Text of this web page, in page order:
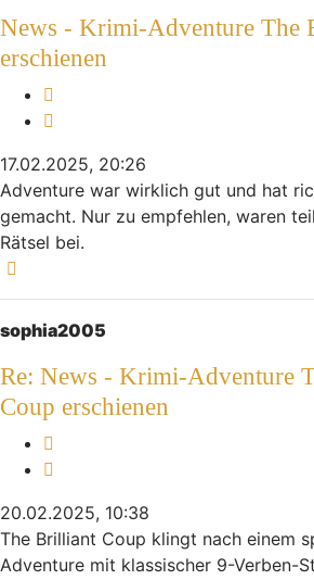
News - Krimi-Adventure The
erschienen
17.02.2025, 20:26
Adventure war wirklich gut und hat
gemacht. Nur zu empfehlen, waren
Rätsel bei.
sophia2005
Re: News - Krimi-Adventure
Coup erschienen
20.02.2025, 10:38
The Brilliant Coup klingt nach einem
Adventure mit klassischer 9-Verben-